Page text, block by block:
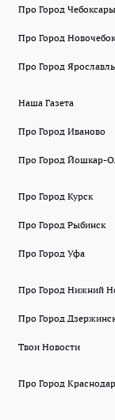
Про Город Чебоксары
Про Город
Про Город Ярославль
Наша Газета
Про Город Иваново
Про Город Йошкар-
Про Город Курск
Про Город Рыбинск
Про Город Уфа
Про Город Нижний
Про Город
Твои Новости
Про Город